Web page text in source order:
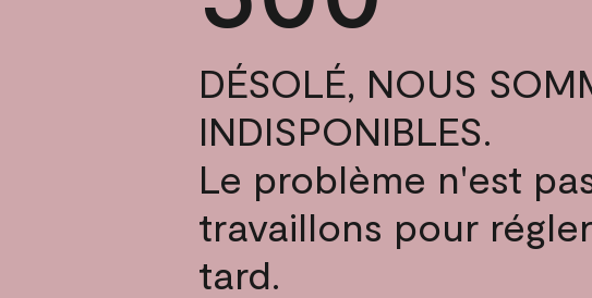
DÉSOLÉ, NOUS
INDISPONIBLES.
Le problème n'est
travaillons pour
tard.